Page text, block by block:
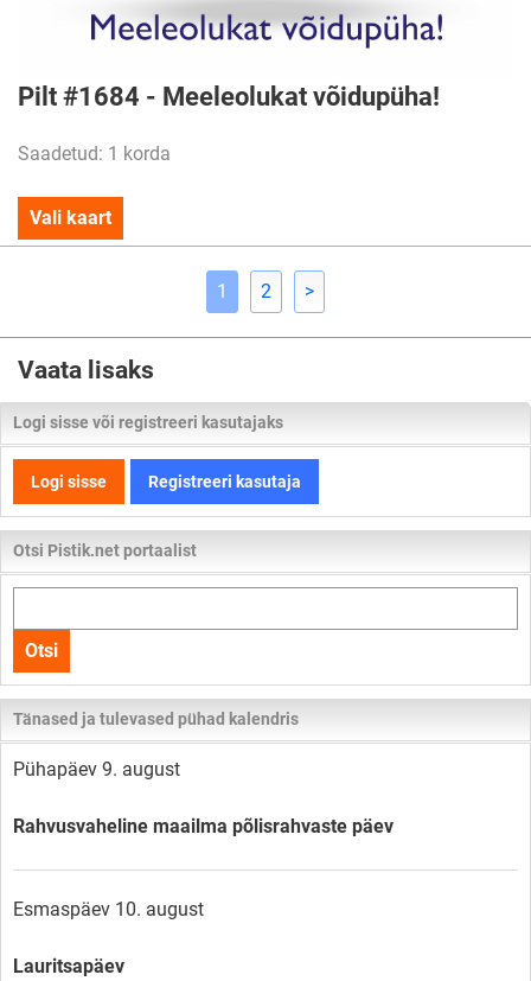
Pilt #1684 - Meeleolukat võidupüha!
Saadetud: 1 korda
Vali kaart
1 2 >
Vaata lisaks
Logi sisse või registreeri kasutajaks
Logi sisse Registreeri kasutaja
Otsi Pistik.net portaalist
kogu
lehelt
Otsi
Tänased ja tulevased pühad kalendris
Pühapäev 9. august
Rahvusvaheline maailma põlisrahvaste päev
Esmaspäev 10. august
Lauritsapäev